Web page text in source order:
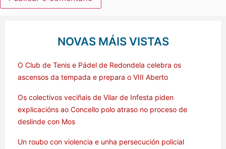
NOVAS MÁIS VISTAS
O Club de Tenis e Pádel de Redondela celebra os
ascensos da tempada e prepara o VIII Aberto
Os colectivos veciñais de Vilar de Infesta piden
explicacións ao Concello polo atraso no proceso de
deslinde con Mos
Un roubo con violencia e unha persecución policial